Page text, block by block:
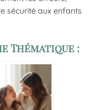
sécurité aux enfants
Thématique :